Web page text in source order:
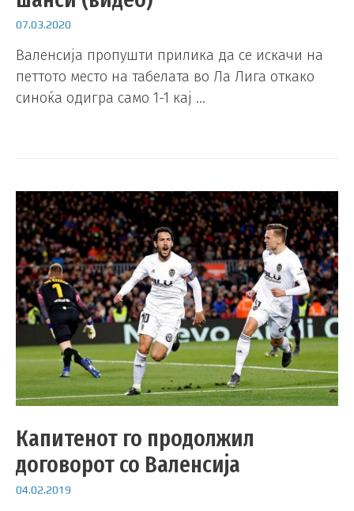
07.03.2020
Валенсија пропушти прилика да се искачи на
петтото место на табелата во Ла Лига откако
синоќа одигра само 1-1 кај …
Капитенот го продолжил
договорот со Валенсија
04.02.2019